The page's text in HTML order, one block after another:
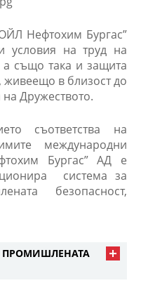
Нефтохим Бургас”
условия на труд на
а също така и защита
живеещо в близост до
Дружеството.
съответства на
международни
Бургас” АД е
система за
безопасност,
ПРОМИШЛЕНАТА